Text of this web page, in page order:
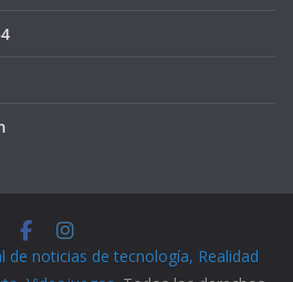
de noticias de tecnología, Realidad